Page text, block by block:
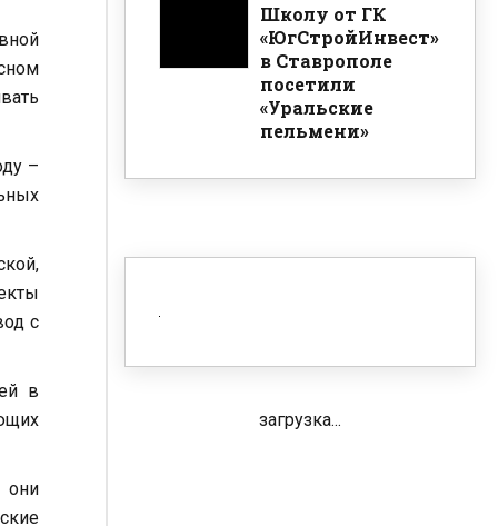
–
с
в
они
Школу от ГК
«ЮгСтройИнвест»
в Ставрополе
посетили
«Уральские
пельмени»
загрузка...